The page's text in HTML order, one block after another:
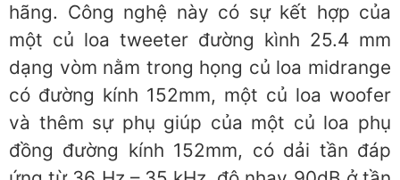
hãng. Công nghệ này có sự kết hợp của
một củ loa tweeter đường kình 25.4 mm
dạng vòm nằm trong họng củ loa midrange
có đường kính 152mm, một củ loa woofer
và thêm sự phụ giúp của một củ loa phụ
đồng đường kính 152mm, có dải tần đáp